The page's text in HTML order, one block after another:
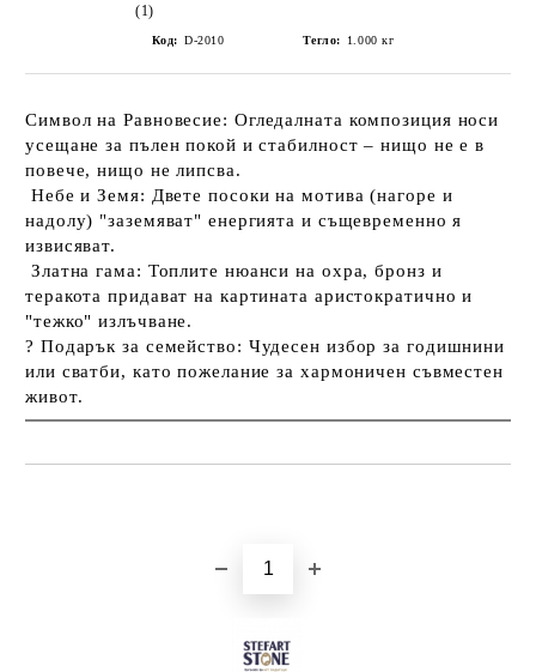
(1)
Код: D-2010 Тегло: 1.000 кг
Символ на Равновесие: Огледалната композиция носи
усещане за пълен покой и стабилност – нищо не е в
повече, нищо не липсва.
Небе и Земя: Двете посоки на мотива (нагоре и
надолу) "заземяват" енергията и същевременно я
извисяват.
Златна гама: Топлите нюанси на охра, бронз и
теракота придават на картината аристократично и
"тежко" излъчване.
? Подарък за семейство: Чудесен избор за годишнини
или сватби, като пожелание за хармоничен съвместен
живот.